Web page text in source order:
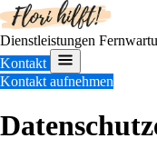
Dienstleistungen
Kontakt
Kontakt aufnehmen